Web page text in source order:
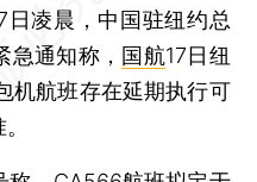
凌晨，中国驻纽约总
通知称， 国航17日纽
机航班存在延期执行可